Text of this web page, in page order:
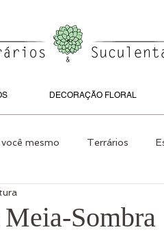
DECORAÇÃO FLORAL
você mesmo Terrários
Meia-Sombra